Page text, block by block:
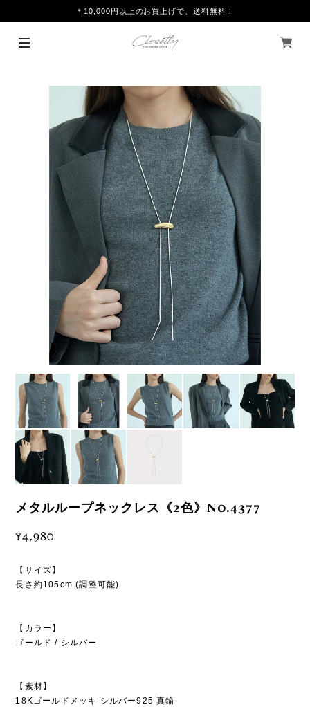
＊10,000円以上のお買上げで、送料無料！
メタルループネックレス《2色》No.4377
¥4,980
【サイズ】
長さ約105cm (調整可能)
【カラー】
ゴールド / シルバー
【素材】
18Kゴールドメッキ シルバー925 真鍮